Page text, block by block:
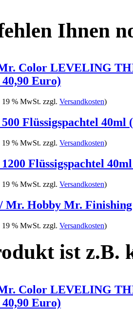
Ihnen
Color LEVELING
Euro)
% MwSt. zzgl. Versandkosten)
Flüssigspachtel 40ml
% MwSt. zzgl. Versandkosten)
Flüssigspachtel
% MwSt. zzgl. Versandkosten)
Mr. Hobby Mr.
% MwSt. zzgl. Versandkosten)
ist z.B.
Color LEVELING
Euro)